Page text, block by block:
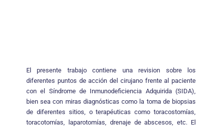
El presente trabajo contiene una revision sobre los
diferentes puntos de acción del cirujano frente al paciente
con el Síndrome de Inmunodeficiencia Adquirida (SIDA),
bien sea con miras diagnósticas como la toma de biopsias
de diferentes sitios, o terapéuticas como toracostomías,
toracotomías, laparotomías, drenaje de abscesos, etc. El